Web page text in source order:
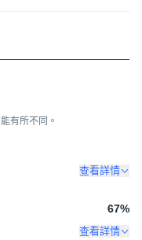
有所不同。
查看詳情
67%
查看詳情